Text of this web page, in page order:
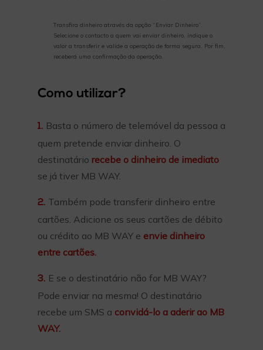
Transfira dinheiro através da opção “Enviar Dinheiro”.
Selecione o contacto a quem vai enviar dinheiro, indique o
valor a transferir e valide a operação de forma segura. Por fim,
receberá uma confirmação da operação.
Como utilizar?
1. Basta o número de telemóvel da pessoa a
quem pretende enviar dinheiro. O
destinatário recebe o dinheiro de imediato
se já tiver MB WAY.
2. Também pode transferir dinheiro entre
cartões. Adicione os seus cartões de débito
ou crédito ao MB WAY e envie dinheiro
entre cartões.
3. E se o destinatário não for MB WAY?
Pode enviar na mesma! O destinatário
recebe um SMS a convidá-lo a aderir ao MB
WAY.